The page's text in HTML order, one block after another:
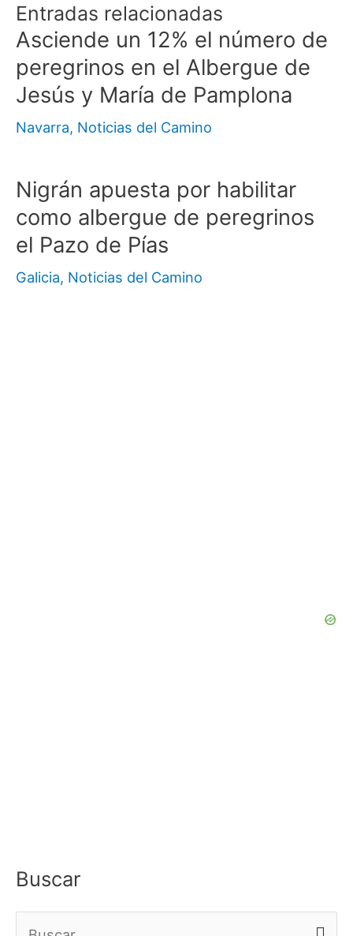
Entradas relacionadas
Asciende un 12% el número de
peregrinos en el Albergue de
Jesús y María de Pamplona
Navarra, Noticias del Camino
Nigrán apuesta por habilitar
como albergue de peregrinos
el Pazo de Pías
Galicia, Noticias del Camino
Buscar